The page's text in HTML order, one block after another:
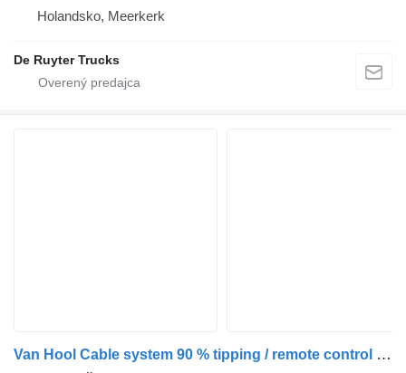
Holandsko, Meerkerk
De Ruyter Trucks
Van Hool Cable system 90 % tipping / remote control / disc brakes